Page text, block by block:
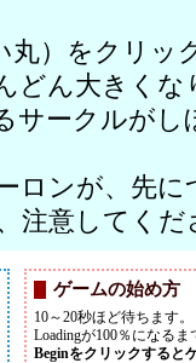
丸）をクリッ
どん大きくな
サークルが
ロンが、先
注意してくだ
ゲームの始め方
10～20秒ほど待ちます。
Loadingが100％になる
Beginをクリックすると